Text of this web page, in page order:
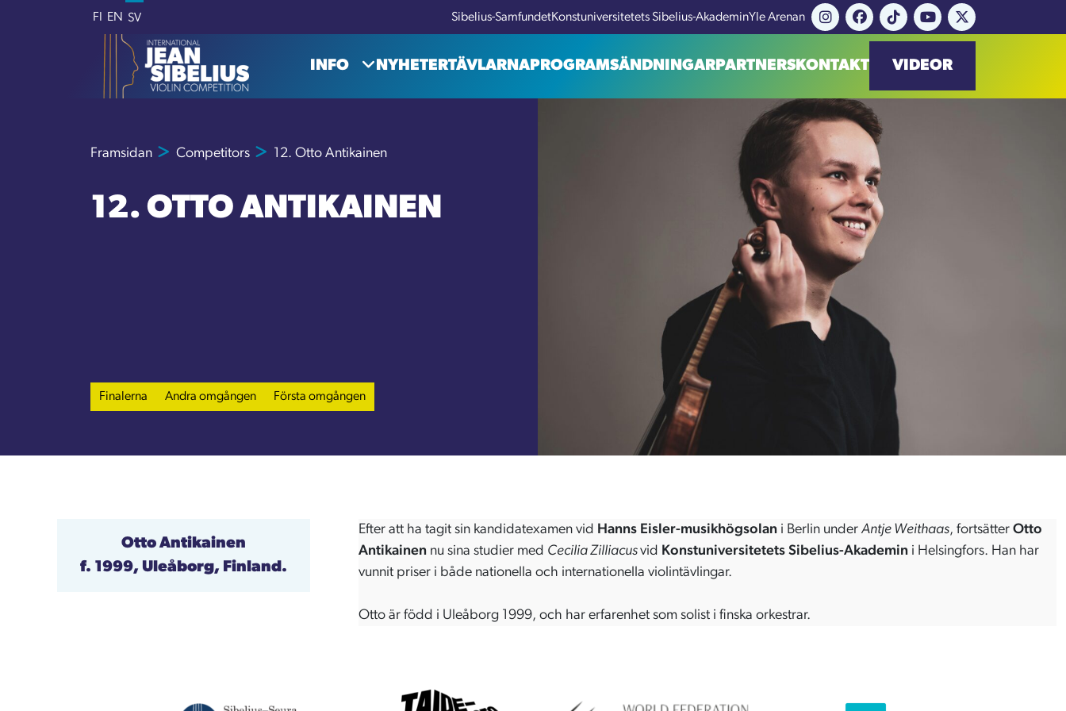
FI EN SV Sibelius-SamfundetKonstuniversitetets Sibelius-AkademinYle Arenan
INFO NYHETERTÄVLARNAPROGRAMSÄNDNINGARPARTNERSKONTAKT VIDEOR
Framsidan Competitors 12. Otto Antikainen
12. OTTO ANTIKAINEN
Finalerna Andra omgången Första omgången
Otto Antikainen
f. 1999, Uleåborg, Finland.
Efter att ha tagit sin kandidatexamen vid Hanns Eisler-musikhögsolani Berlin under Antje Weithaas, fortsätter Otto
Antikainennu sina studier med Cecilia Zilliacusvid Konstuniversitetets Sibelius-Akademin i Helsingfors. Han har
vunnit priser i både nationella och internationella violintävlingar.
Otto är född i Uleåborg 1999, och har erfarenhet som solist i finska orkestrar.